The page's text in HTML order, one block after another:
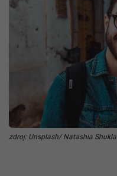
zdroj: Unsplash/ Natashia Shukla